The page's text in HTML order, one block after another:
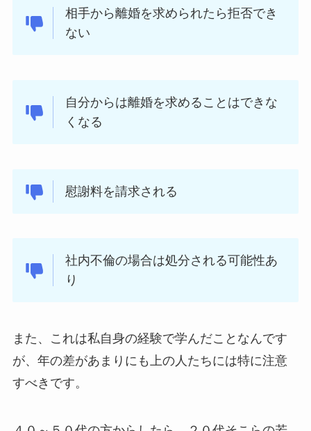
相手から離婚を求められたら拒否でき
ない
自分からは離婚を求めることはできな
くなる
慰謝料を請求される
社内不倫の場合は処分される可能性あ
り
また、これは私自身の経験で学んだことなんです
が、年の差があまりにも上の人たちには特に注意
すべきです。